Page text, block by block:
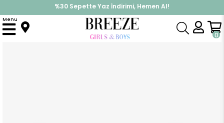
%30 Sepette Yaz İndirimi, Hemen Al!
İndirimlere ek %10 İndirimi Kap, Hemen Üye Ol!
0
Menu
Anasayfa Pijama & İç Giyim KIZ İç Giyim Kız Çocuk Boxer Sevimli Ayıcık Baskılı Bej Melanj (7 Yaş)